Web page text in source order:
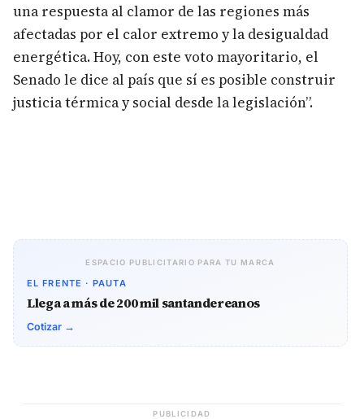
una respuesta al clamor de las regiones más
afectadas por el calor extremo y la desigualdad
energética. Hoy, con este voto mayoritario, el
Senado le dice al país que sí es posible construir
justicia térmica y social desde la legislación”.
ESPACIO PUBLICITARIO PARA TU MARCA
EL FRENTE · PAUTA
Llega a más de 200 mil santandereanos
Cotizar →
PUBLICIDAD